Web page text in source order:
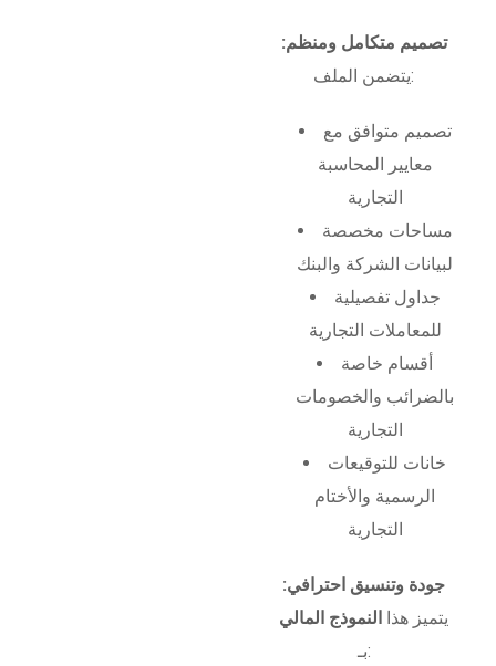
تصميم متكامل ومنظم:
يتضمن الملف:
تصميم متوافق مع
معايير المحاسبة
التجارية
مساحات مخصصة
لبيانات الشركة والبنك
جداول تفصيلية
للمعاملات التجارية
أقسام خاصة
بالضرائب والخصومات
التجارية
خانات للتوقيعات
الرسمية والأختام
التجارية
جودة وتنسيق احترافي:
يتميز هذا
النموذج المالي
بـ: